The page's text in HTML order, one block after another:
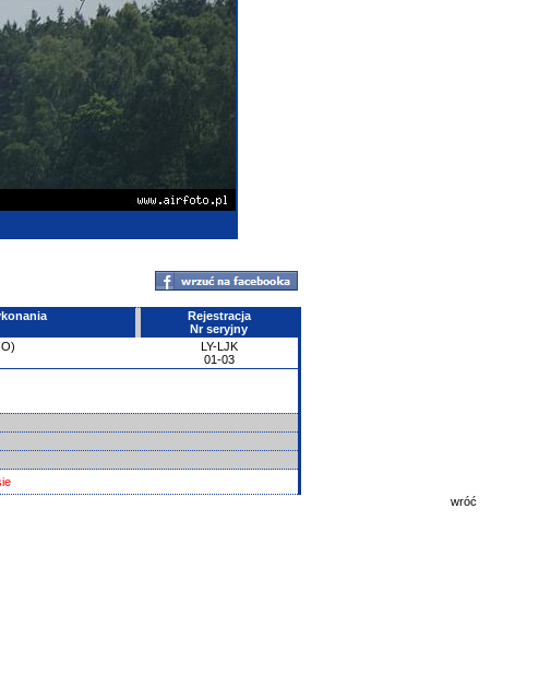
Rejestracja
Nr seryjny
LY-LJK
01-03
wróć